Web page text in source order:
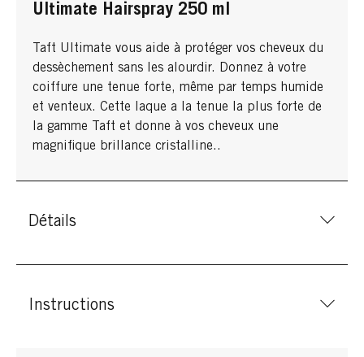
Ultimate Hairspray 250 ml
Taft Ultimate vous aide à protéger vos cheveux du
dessèchement sans les alourdir. Donnez à votre
coiffure une tenue forte, même par temps humide
et venteux. Cette laque a la tenue la plus forte de
la gamme Taft et donne à vos cheveux une
magnifique brillance cristalline..
Détails
Instructions